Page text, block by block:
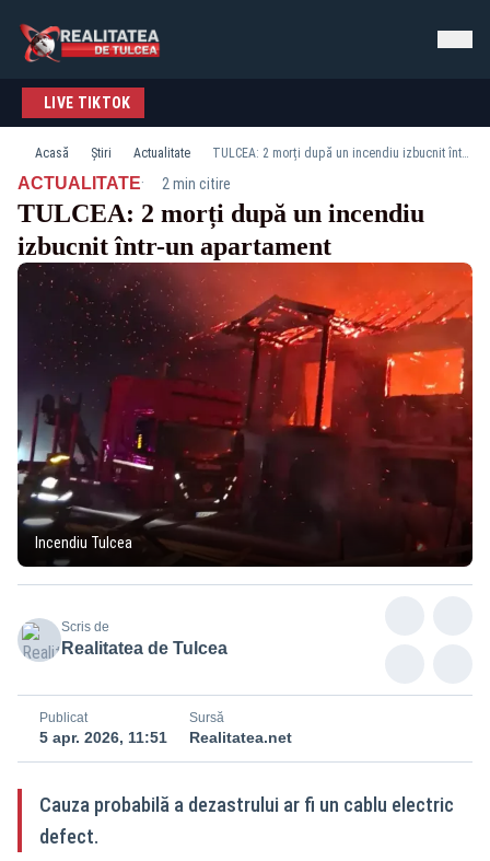
LIVE TIKTOK
Acasă Știri Actualitate TULCEA: 2 morți după un incendiu izbucnit într-un apartament
ACTUALITATE· 2 min citire
TULCEA: 2 morți după un incendiu
izbucnit într-un apartament
Incendiu Tulcea
Scris de
Realitatea de Tulcea
Publicat
5 apr. 2026, 11:51
Sursă
Realitatea.net
Cauza probabilă a dezastrului ar fi un cablu electric
defect.